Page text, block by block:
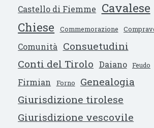
Castello di Fiemme
Cavalese
Chiese
Commemorazione
Comunità
Consuetudini
Conti del Tirolo Daiano Feudo
Firmian Forno
Genealogia
Giurisdizione tirolese
Giurisdizione vescovile